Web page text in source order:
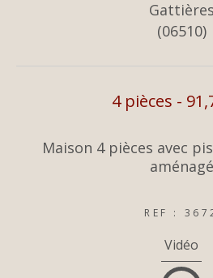
Gattières
(06510)
4 pièces -
Maison 4 pièces avec
aménagé
REF :
Vidéo